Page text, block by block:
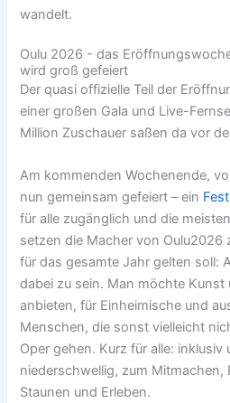
wandelt.
Oulu 2026 - das
wird groß gefeiert
Der quasi offizielle Teil der
einer großen Gala und Live-
Million Zuschauer saßen da vor
Am kommenden Wochenende,
nun gemeinsam gefeiert – ein
für alle zugänglich und die
setzen die Macher von Oulu2026
für das gesamte Jahr gelten soll:
dabei zu sein. Man möchte Kunst
anbieten, für Einheimische und
Menschen, die sonst vielleicht
Oper gehen. Kurz für alle: inklusiv
niederschwellig, zum Mitmachen,
Staunen und Erleben.